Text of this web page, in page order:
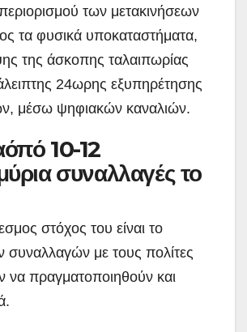
των μετακινήσεων
τα φυσικά υποκαταστήματα,
της άσκοπης ταλαιπωρίας
24ωρης εξυπηρέτησης
μέσω ψηφιακών καναλιών.
10-12
συναλλαγές το
στόχος του είναι το
συναλλαγών με τους πολίτες
να πραγματοποιηθούν και